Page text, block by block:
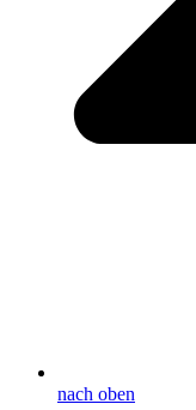
nach oben